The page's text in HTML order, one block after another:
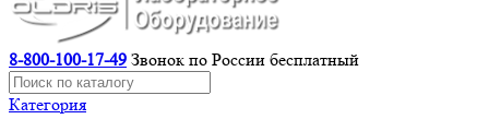
8-800-100-17-49 Звонок по России бесплатный
Категория